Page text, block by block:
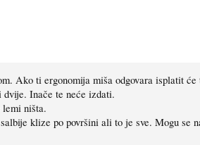
Ako ti ergonomija miša odgovara isplatit će
dvije. Inače te neće izdati.
lemi ništa.
klize po površini ali to je sve. Mogu se